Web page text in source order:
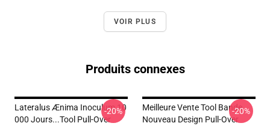
VOIR PLUS
Produits connexes
Lateralus Ænima Inoculum 10
000 Jours...tool Pull-Over
-20%
Meilleure Vente Tool Bande
Nouveau Design Pull-Over
-20%